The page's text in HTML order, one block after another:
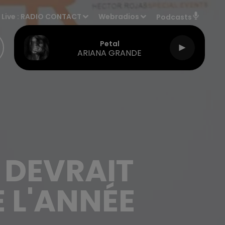
Live : RADIO CONTACT Webradios Podcasts
Petal
ARIANA GRANDE
L'ANNÉE